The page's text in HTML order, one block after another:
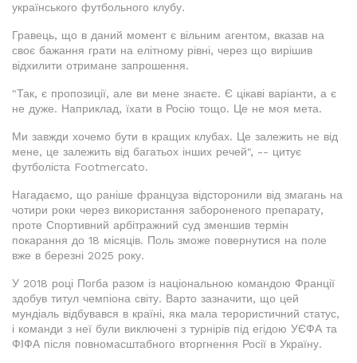
українського футбольного клубу.
Гравець, що в даний момент є вільним агентом, вказав на
своє бажання грати на елітному рівні, через що вирішив
відхилити отримане запрошення.
"Так, є пропозиції, але ви мене знаєте. Є цікаві варіанти, а є
не дуже. Наприклад, їхати в Росію тощо. Це не моя мета.
Ми завжди хочемо бути в кращих клубах. Це залежить не від
мене, це залежить від багатьох інших речей", -- цитує
футболіста Footmercato.
Нагадаємо, що раніше француза відсторонили від змагань на
чотири роки через використання забороненого препарату,
проте Спортивний арбітражний суд зменшив термін
покарання до 18 місяців. Поль зможе повернутися на поле
вже в березні 2025 року.
У 2018 році Погба разом із національною командою Франції
здобув титул чемпіона світу. Варто зазначити, що цей
мундіаль відбувався в країні, яка мала терористичний статус,
і команди з неї були виключені з турнірів під егідою УЄФА та
ФІФА після повномасштабного вторгнення Росії в Україну.